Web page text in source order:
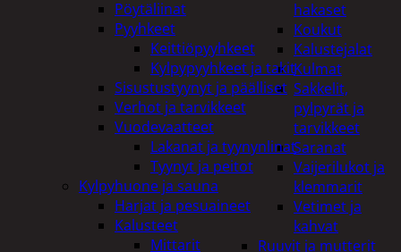
hakaset
Koukut
Kalustejalat
Kulmat
Sakkelit,
pylpyrät ja
tarvikkeet
Saranat
Vaijerilukot ja
klemmarit
Vetimet ja
kahvat
Ruuvit ja mutterit
Pöytäliinat
Pyyhkeet
Keittiöpyyhkeet
Kylpypyyhkeet ja takit
Sisustustyynyt ja päälliset
Verhot ja tarvikkeet
Vuodevaatteet
Lakanat ja tyynynlinat
Tyynyt ja peitot
Kylpyhuone ja sauna
Harjat ja pesuaineet
Kalusteet
Mittarit